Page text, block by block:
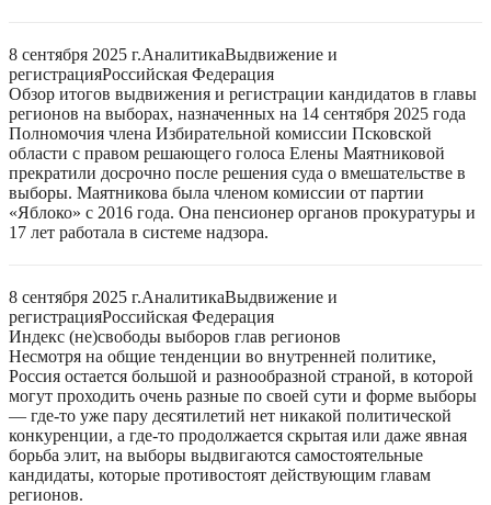
8 сентября 2025 г.АналитикаВыдвижение и
регистрацияРоссийская Федерация
Обзор итогов выдвижения и регистрации кандидатов в главы
регионов на выборах, назначенных на 14 сентября 2025 года
Полномочия члена Избирательной комиссии Псковской
области с правом решающего голоса Елены Маятниковой
прекратили досрочно после решения суда о вмешательстве в
выборы. Маятникова была членом комиссии от партии
«Яблоко» с 2016 года. Она пенсионер органов прокуратуры и
17 лет работала в системе надзора.
8 сентября 2025 г.АналитикаВыдвижение и
регистрацияРоссийская Федерация
Индекс (не)свободы выборов глав регионов
Несмотря на общие тенденции во внутренней политике,
Россия остается большой и разнообразной страной, в которой
могут проходить очень разные по своей сути и форме выборы
— где-то уже пару десятилетий нет никакой политической
конкуренции, а где-то продолжается скрытая или даже явная
борьба элит, на выборы выдвигаются самостоятельные
кандидаты, которые противостоят действующим главам
регионов.